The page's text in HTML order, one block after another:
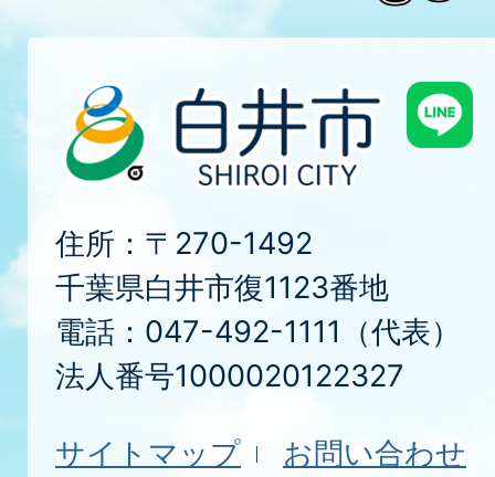
住所：〒270-1492
千葉県白井市復1123番地
電話：047-492-1111（代表）
法人番号1000020122327
サイトマップ
お問い合わせ